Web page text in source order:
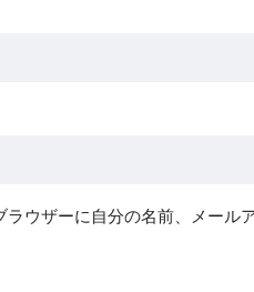
ウザーに自分の名前、メール